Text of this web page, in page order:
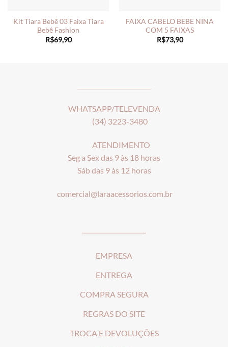
Kit Tiara Bebê 03 Faixa Tiara
Bebê Fashion
R$69,90
FAIXA CABELO BEBE NINA
COM 5 FAIXAS
R$73,90
WHATSAPP/TELEVENDA
(34) 3223-3480
ATENDIMENTO
Seg a Sex das 9 às 18 horas
Sáb das 9 às 12 horas
comercial@laraacessorios.com.br
EMPRESA
ENTREGA
COMPRA SEGURA
REGRAS DO SITE
TROCA E DEVOLUÇÕES